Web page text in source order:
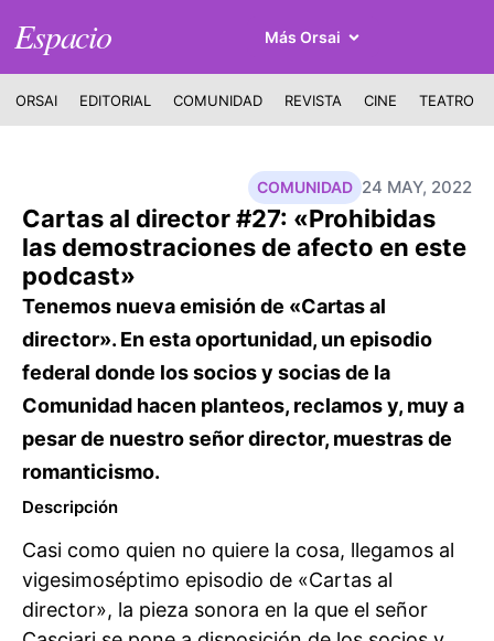
Espacio Más Orsai
ORSAI EDITORIAL COMUNIDAD REVISTA CINE TEATRO
24 MAY, 2022
COMUNIDAD
Cartas al director #27: «Prohibidas
las demostraciones de afecto en este
podcast»
Tenemos nueva emisión de «Cartas al
director». En esta oportunidad, un episodio
federal donde los socios y socias de la
Comunidad hacen planteos, reclamos y, muy a
pesar de nuestro señor director, muestras de
romanticismo.
Descripción
Casi como quien no quiere la cosa, llegamos al
vigesimoséptimo episodio de «Cartas al
director», la pieza sonora en la que el señor